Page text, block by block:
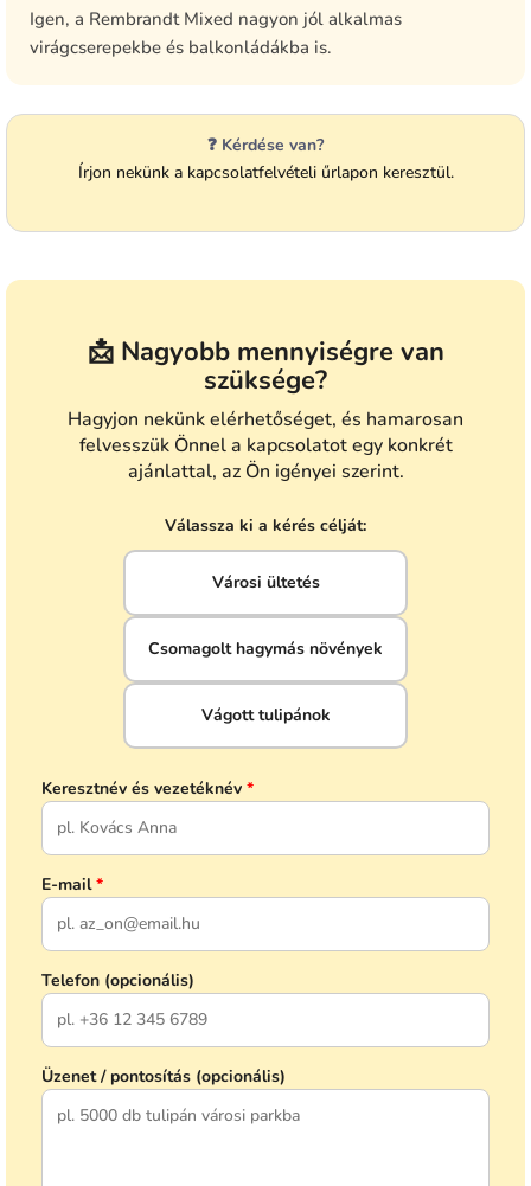
Igen, a Rembrandt Mixed nagyon jól alkalmas
virágcserepekbe és balkonládákba is.
❓ Kérdése van?
Írjon nekünk a kapcsolatfelvételi űrlapon keresztül.
📩 Nagyobb mennyiségre van
szüksége?
Hagyjon nekünk elérhetőséget, és hamarosan
felvesszük Önnel a kapcsolatot egy konkrét
ajánlattal, az Ön igényei szerint.
Válassza ki a kérés célját:
Városi ültetés
Csomagolt hagymás növények
Vágott tulipánok
Keresztnév és vezetéknév *
E-mail*
Telefon (opcionális)
Üzenet / pontosítás (opcionális)